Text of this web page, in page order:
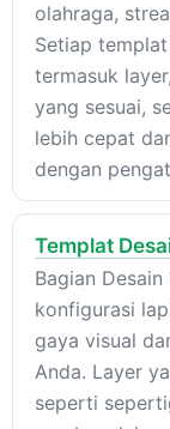
olahraga,
Setiap
termasuk
yang sesuai,
lebih cepat
dengan
Templat
Bagian
konfigurasi
gaya visual
Anda. Layer
seperti